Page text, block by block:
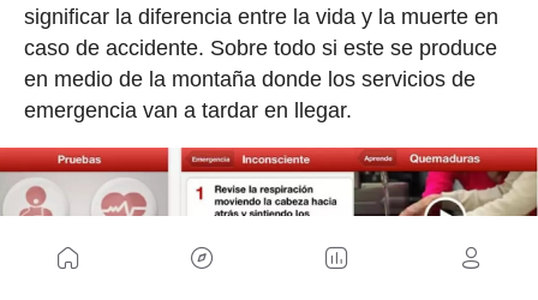
significar la diferencia entre la vida y la muerte en
caso de accidente. Sobre todo si este se produce
en medio de la montaña donde los servicios de
emergencia van a tardar en llegar.